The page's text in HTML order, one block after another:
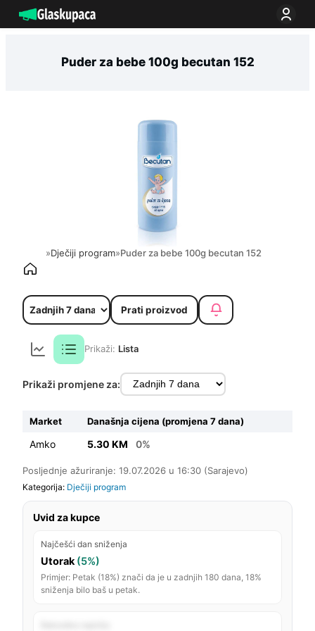
na
Puder za bebe 100g becutan 152
»Dječiji program»Puder za bebe 100g becutan 152
Prati proizvod
Prikaži: Lista
Prikaži promjene za:
Market Današnja cijena (promjena 7 dana)
Amko 5.30 KM 0%
Posljednje ažuriranje: 19.07.2026 u 16:30 (Sarajevo)
Kategorija: Dječiji program
Uvid za kupce
Najčešći dan sniženja
Utorak (5%)
Primjer: Petak (18%) znači da je u zadnjih 180 dana, 18%
sniženja bilo baš u petak.